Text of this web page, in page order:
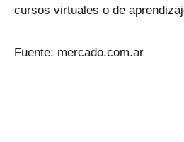
cursos virtuales o de
Fuente: mercado.com.ar